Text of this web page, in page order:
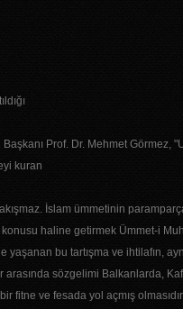
Prof. Dr. Mehmet Görmez,
kuran
İslam ümmetinin
haline getirmek Ümmet-i
yaşanan bu tartışma ve ihtilafın,
sözgelimi Balkanlarda,
fitne ve fesada yol açmış